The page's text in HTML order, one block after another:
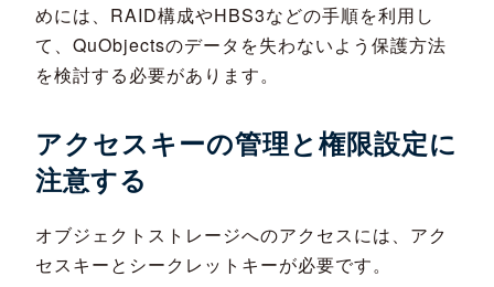
めには、RAID構成やHBS3などの手順を利用し
て、QuObjectsのデータを失わないよう保護方法
を検討する必要があります。
アクセスキーの管理と権限設定に
注意する
オブジェクトストレージへのアクセスには、アク
セスキーとシークレットキーが必要です。